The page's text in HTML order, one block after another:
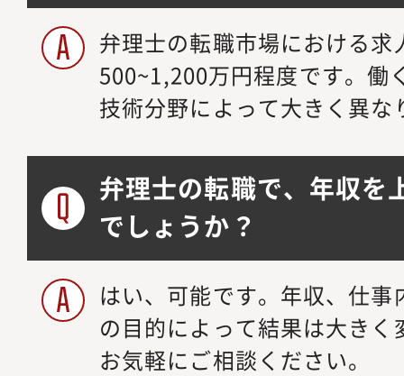
弁理士の転職市場における求
500~1,200万円程度です。働
技術分野によって大きく異な
弁理士の転職で、年収を
でしょうか？
はい、可能です。年収、仕
の目的によって結果は大き
お気軽にご相談ください。